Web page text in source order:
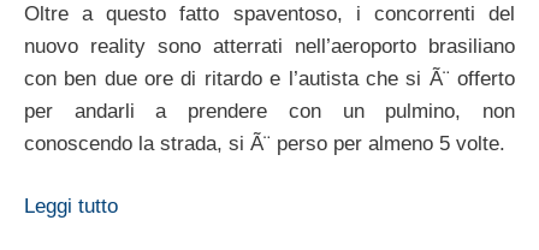
Oltre a questo fatto spaventoso, i concorrenti del
nuovo reality sono atterrati nell’aeroporto brasiliano
con ben due ore di ritardo e l’autista che si Ã¨ offerto
per andarli a prendere con un pulmino, non
conoscendo la strada, si Ã¨ perso per almeno 5 volte.
Leggi tutto